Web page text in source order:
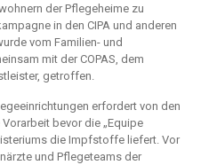
der Pflegeheime zu
in den CIPA und anderen
vom Familien- und
mit der COPAS, dem
getroffen.
erfordert von den
bevor die „Equipe
die Impfstoffe liefert. Vor
und Pflegeteams der